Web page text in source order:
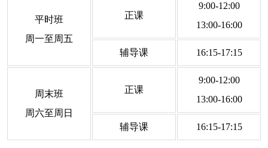
平时班
周一至周五
正课
9:00-12:00
13:00-16:00
辅导课 16:15-17:15
周末班
周六至周日
正课
9:00-12:00
13:00-16:00
辅导课 16:15-17:15